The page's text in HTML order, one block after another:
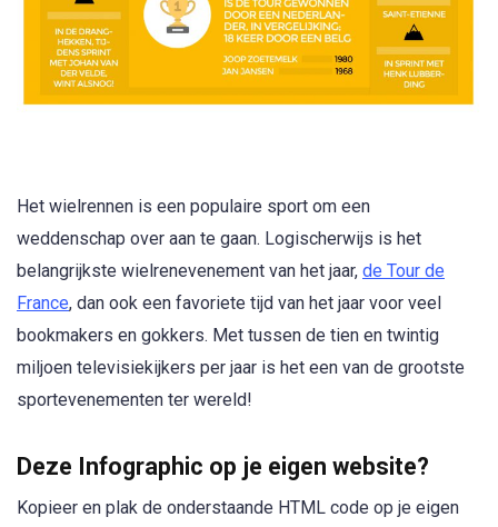
Het wielrennen is een populaire sport om een
weddenschap over aan te gaan. Logischerwijs is het
belangrijkste wielrenevenement van het jaar, de Tour de
France, dan ook een favoriete tijd van het jaar voor veel
bookmakers en gokkers. Met tussen de tien en twintig
miljoen televisiekijkers per jaar is het een van de grootste
sportevenementen ter wereld!
Deze Infographic op je eigen website?
Kopieer en plak de onderstaande HTML code op je eigen